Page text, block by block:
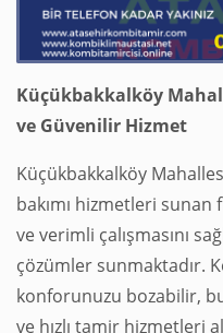
Küçükbakkalköy
ve Güvenilir Hizmet
Küçükbakkalköy
bakımı hizmetleri
ve verimli çalışmasını
çözümler sunmaktadır.
konforunuzu bozabilir,
ve hızlı tamir hizmetleri